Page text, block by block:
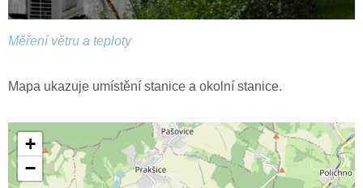
Měření větru a teploty
Mapa ukazuje umístění stanice a okolní stanice.
+
−